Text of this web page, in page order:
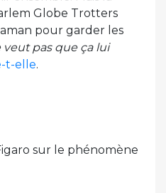
Globe Trotters
pour garder les
veut pas que ça lui
t-elle.
sur le phénomène